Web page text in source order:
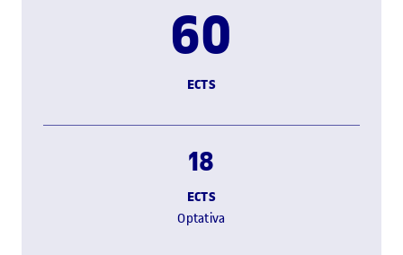
60
ECTS
18
ECTS
Optativa